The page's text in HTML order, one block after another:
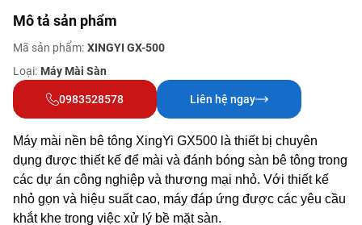
Mô tả sản phẩm
Mã sản phẩm: XINGYI GX-500
Loại: Máy Mài Sàn
0983528578 Liên hệ ngay
Máy mài nền bê tông XingYi GX500 là thiết bị chuyên
dụng được thiết kế để mài và đánh bóng sàn bê tông trong
các dự án công nghiệp và thương mại nhỏ. Với thiết kế
nhỏ gọn và hiệu suất cao, máy đáp ứng được các yêu cầu
khắt khe trong việc xử lý bề mặt sàn.